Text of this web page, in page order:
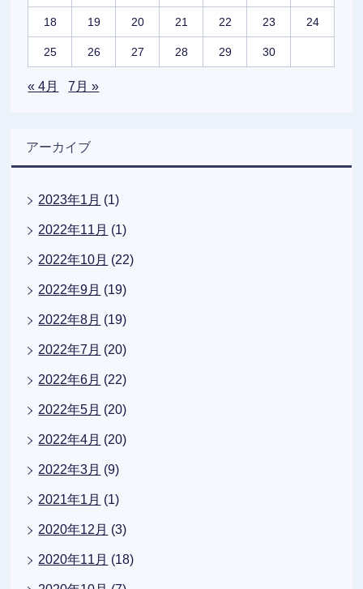
18 19 20 21 22 23 24
25 26 27 28 29 30
« 4月 7月 »
アーカイブ
2023年1月 (1)
2022年11月 (1)
2022年10月 (22)
2022年9月 (19)
2022年8月 (19)
2022年7月 (20)
2022年6月 (22)
2022年5月 (20)
2022年4月 (20)
2022年3月 (9)
2021年1月 (1)
2020年12月 (3)
2020年11月 (18)